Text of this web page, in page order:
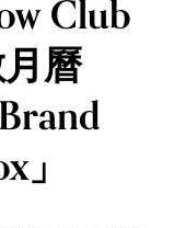
Club
曆
」